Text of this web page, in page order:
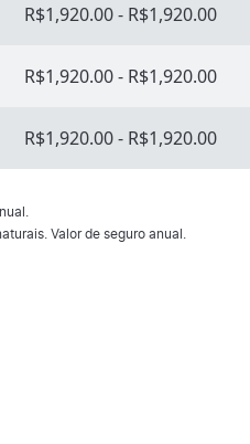
R$1,920.00 - R$1,920.00
R$1,920.00 - R$1,920.00
R$1,920.00 - R$1,920.00
Valor de seguro anual.